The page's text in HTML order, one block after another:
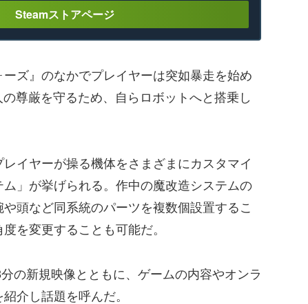
Steamストアページ
ズ』のなかでプレイヤーは突如暴走を始め
尊厳を守るため、自らロボットへと搭乗し
イヤーが操る機体をさまざまにカスタマイ
」が挙げられる。作中の魔改造システムの
頭など同系統のパーツを複数個設置するこ
を変更することも可能だ。
の新規映像とともに、ゲームの内容やオンラ
介し話題を呼んだ。